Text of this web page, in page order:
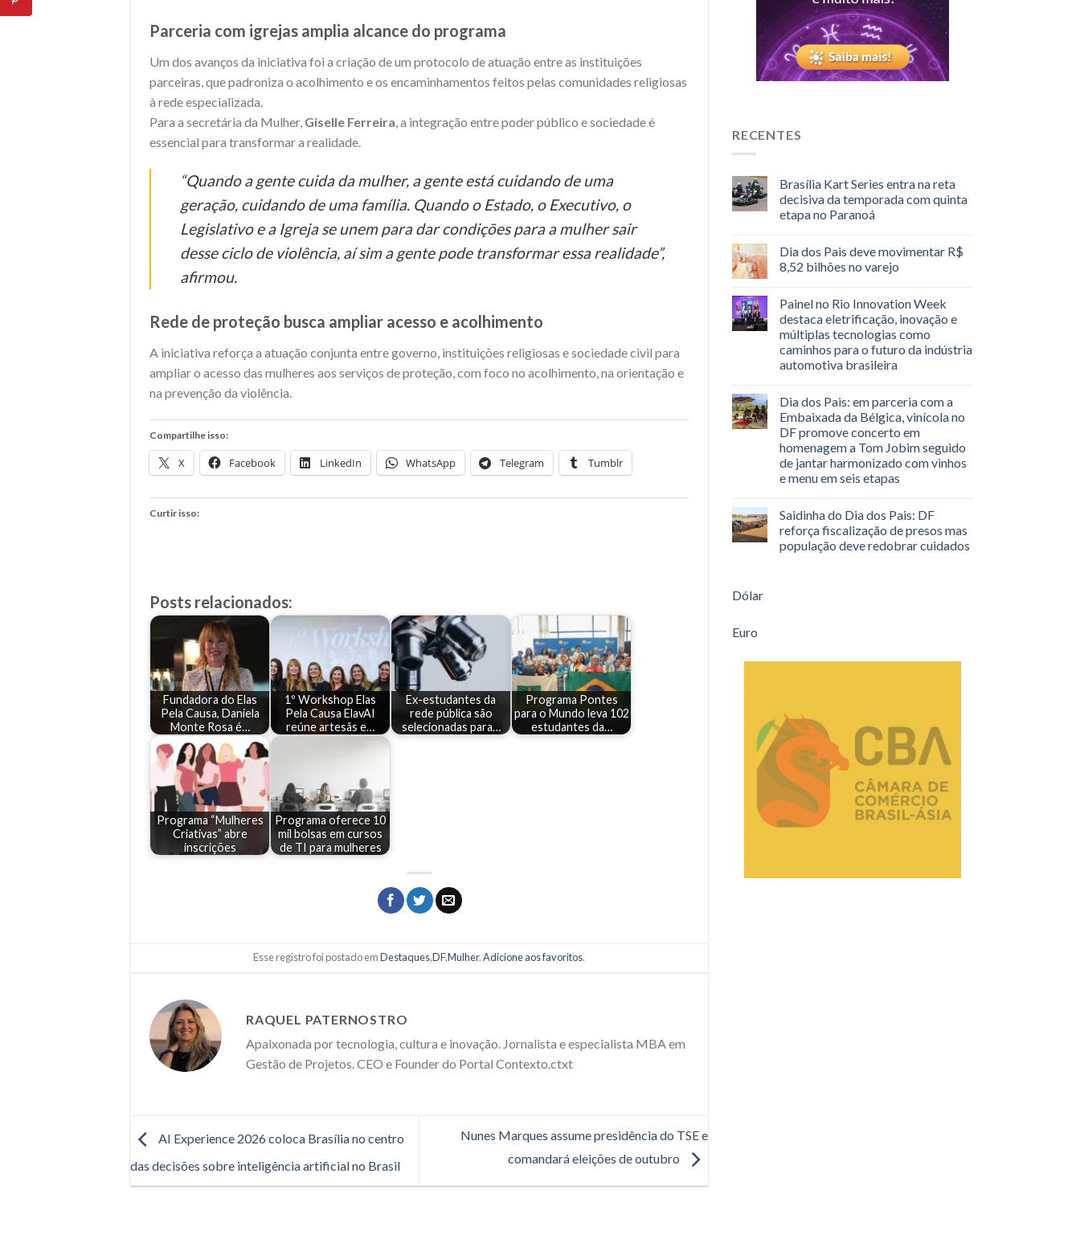
Parceria com igrejas amplia alcance do programa
Um dos avanços da iniciativa foi a criação de um protocolo de atuação entre as instituições
parceiras, que padroniza o acolhimento e os encaminhamentos feitos pelas comunidades religiosas
à rede especializada.
Para a secretária da Mulher, Giselle Ferreira , a integração entre poder público e sociedade é
essencial para transformar a realidade.
“Quando a gente cuida da mulher, a gente está cuidando de uma
geração, cuidando de uma família. Quando o Estado, o Executivo, o
Legislativo e a Igreja se unem para dar condições para a mulher sair
desse ciclo de violência, aí sim a gente pode transformar essa realidade”,
afirmou.
Rede de proteção busca ampliar acesso e acolhimento
A iniciativa reforça a atuação conjunta entre governo, instituições religiosas e sociedade civil para
ampliar o acesso das mulheres aos serviços de proteção, com foco no acolhimento, na orientação e
na prevenção da violência.
Compartilhe isso:
X Facebook LinkedIn WhatsApp Telegram Tumblr
Curtir isso:
Posts relacionados:
Fundadora do Elas
Pela Causa, Daniela
Monte Rosa é…
1º Workshop Elas
Pela Causa ElavAI
reúne artesãs e…
Ex-estudantes da
rede pública são
selecionadas para…
Programa Pontes
para o Mundo leva 102
estudantes da…
Programa “Mulheres
Criativas” abre
inscrições
Programa oferece 10
mil bolsas em cursos
de TI para mulheres
Esse registro foi postado em Destaques,DF,Mulher.Adicione aos favoritos.
RAQUEL PATERNOSTRO
Apaixonada por tecnologia, cultura e inovação. Jornalista e especialista MBA em
Gestão de Projetos. CEO e Founder do Portal Contexto.ctxt
AI Experience 2026 coloca Brasília no centro
das decisões sobre inteligência artificial no Brasil
Nunes Marques assume presidência do TSE e
comandará eleições de outubro
RECENTES
Brasília Kart Series entra na reta
decisiva da temporada com quinta
etapa no Paranoá
Dia dos Pais deve movimentar R$
8,52 bilhões no varejo
Painel no Rio Innovation Week
destaca eletrificação, inovação e
múltiplas tecnologias como
caminhos para o futuro da indústria
automotiva brasileira
Dia dos Pais: em parceria com a
Embaixada da Bélgica, vinícola no
DF promove concerto em
homenagem a Tom Jobim seguido
de jantar harmonizado com vinhos
e menu em seis etapas
Saidinha do Dia dos Pais: DF
reforça fiscalização de presos mas
população deve redobrar cuidados
Dólar
Euro